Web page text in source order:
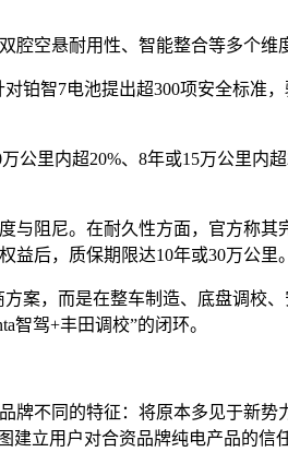
空悬耐用性、智能整合等多个维
铂智7电池提出超300项安全标准
公里内超20%、8年或15万公里内
与阻尼。在耐久性方面，官方称其
后，质保期限达10年或30万公里。
案，而是在整车制造、底盘调校
智驾+丰田调校”的闭环。
牌不同的特征：将原本多见于新势
立用户对合资品牌纯电产品的信